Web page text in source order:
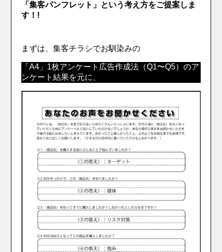
「集客パンフレット」 という考え方をご提案しま
す！!
まずは、集客チラシでお馴染みの
「A4」1枚アンケート広告作成法（Q1〜Q5）のア
ンケート結果を元に、